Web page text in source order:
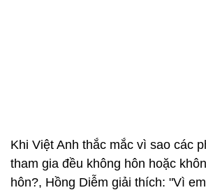
Khi Việt Anh thắc mắc vì sao các
tham gia đều không hôn hoặc
hôn?, Hồng Diễm giải thích: "Vì